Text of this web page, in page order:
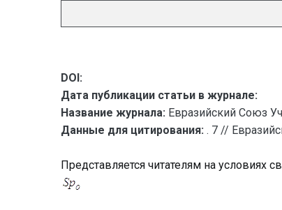
DOI:
Дата публикации статьи в журнале:
Название журнала: Евразийский Союз
Данные для цитирования: . 7 //
Представляется читателям на условиях